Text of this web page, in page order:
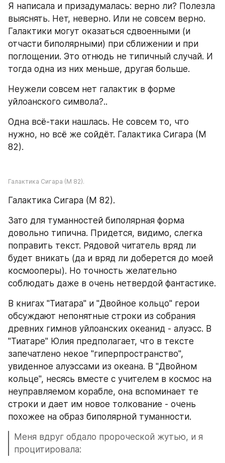
Я написала и призадумалась: верно ли? Полезла
выяснять. Нет, неверно. Или не совсем верно.
Галактики могут оказаться сдвоенными (и
отчасти биполярными) при сближении и при
поглощении. Это отнюдь не типичный случай. И
тогда одна из них меньше, другая больше.
Неужели совсем нет галактик в форме
уйлоанского символа?..
Одна всё-таки нашлась. Не совсем то, что
нужно, но всё же сойдёт. Галактика Сигара (М
82).
Галактика Сигара (М 82).
Галактика Сигара (М 82).
Зато для туманностей биполярная форма
довольно типична. Придется, видимо, слегка
поправить текст. Рядовой читатель вряд ли
будет вникать (да и вряд ли доберется до моей
космооперы). Но точность желательно
соблюдать даже в очень нетвердой фантастике.
В книгах "Тиатара" и "Двойное кольцо" герои
обсуждают непонятные строки из собрания
древних гимнов уйлоанских океанид - алуэсс. В
"Тиатаре" Юлия предполагает, что в тексте
запечатлено некое "гиперпространство",
увиденное алуэссами из океана. В "Двойном
кольце", несясь вместе с учителем в космос на
неуправляемом корабле, она вспоминает те
строки и дает им новое толкование - очень
похожее на образ биполярной туманности.
Меня вдруг обдало пророческой жутью, и я
процитировала: